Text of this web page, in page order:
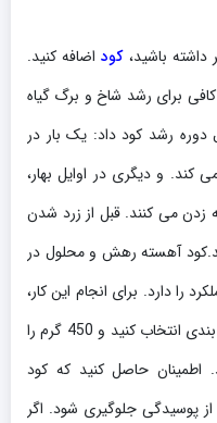
داشته باشید،کوداضافه کنید.
برای رشد شاخ و برگ گیاه
رشد کود داد: یک بار در
کند. و دیگری در اوایل بهار،
می کنند. قبل از زرد شدن
آهسته رهش و محلول در
را دارد. برای انجام این کار،
یک کود NPK (10.52.10) در قالب دانه بندی انتخاب کنید و 450 گرم را
اطمینان حاصل کنید که کود
از پوسیدگی جلوگیری شود. اگر